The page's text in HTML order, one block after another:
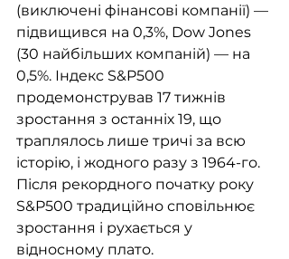
(виключені фінансові компанії) —
підвищився на 0,3%, Dow Jones
(30 найбільших компаній) — на
0,5%. Індекс S&P500
продемонстрував 17 тижнів
зростання з останніх 19, що
траплялось лише тричі за всю
історію, і жодного разу з 1964-го.
Після рекордного початку року
S&P500 традиційно сповільнює
зростання і рухається у
відносному плато.